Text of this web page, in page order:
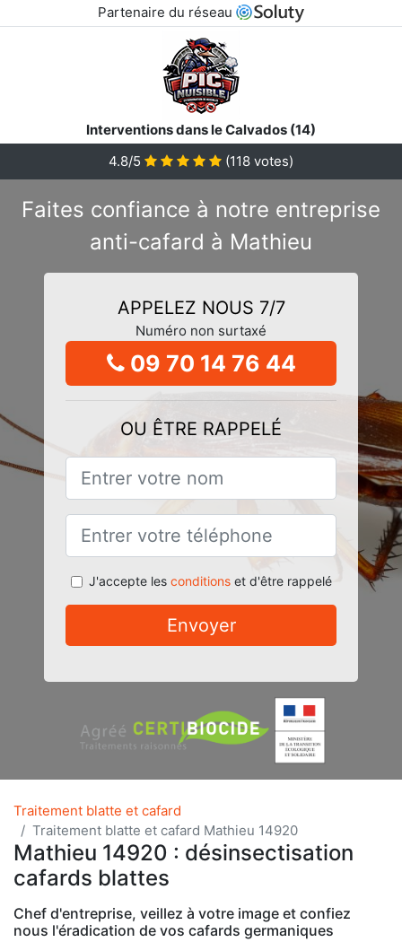
Partenaire du réseau
Interventions dans le Calvados (14)
4.8/5
(118 votes)
Faites confiance à notre entreprise
anti-cafard à Mathieu
APPELEZ NOUS 7/7
Numéro non surtaxé
09 70 14 76 44
OU ÊTRE RAPPELÉ
J'accepte les conditionset d'être rappelé
Envoyer
Traitement blatte et cafard
Traitement blatte et cafard Mathieu 14920
Mathieu 14920 : désinsectisation
cafards blattes
Chef d'entreprise, veillez à votre image et confiez
nous l'éradication de vos cafards germaniques